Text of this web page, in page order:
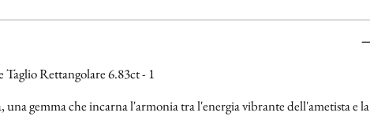
Rettangolare 6.83ct - 1
gemma che incarna l'armonia tra l'energia vibrante dell'ametista e la